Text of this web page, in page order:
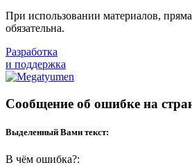
При использовании материалов,
обязательна.
Разработка
и поддержка
Сообщение об ошибке на
Выделенный Вами текст:
В чём ошибка?: